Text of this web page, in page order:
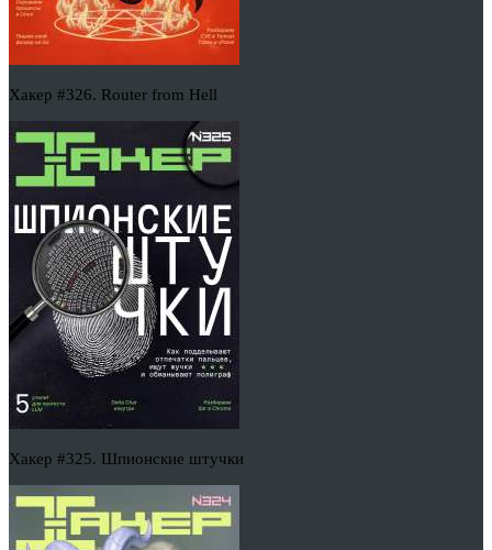
Хакер #326. Router from Hell
Хакер #325. Шпионские штучки